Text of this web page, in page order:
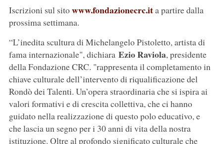
Iscrizioni sul sitowww.fondazionecrc.ita partire dalla
prossima settimana.
“L’inedita scultura di Michelangelo Pistoletto, artista di
fama internazionale", dichiara Ezio Raviola, presidente
della Fondazione CRC. "rappresenta il completamento in
chiave culturale dell’intervento di riqualificazione del
Rondò dei Talenti. Un’opera straordinaria che si ispira ai
valori formativi e di crescita collettiva, che ci hanno
guidato nella realizzazione di questo polo educativo, e
che lascia un segno per i 30 anni di vita della nostra
istituzione. Oltre al profondo significato culturale che